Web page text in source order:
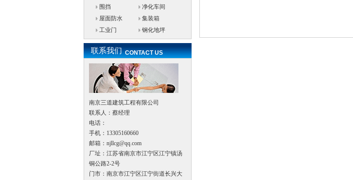
围挡
净化车间
屋面防水
集装箱
工业门
钢化地坪
联系我们 CONTACT US
南京三道建筑工程有限公司
联系人：蔡经理
电话：
手机：13305160660
邮箱：njllcg@qq.com
厂址：江苏省南京市江宁区江宁镇汤
铜公路2-2号
门市：南京市江宁区江宁街道长兴大